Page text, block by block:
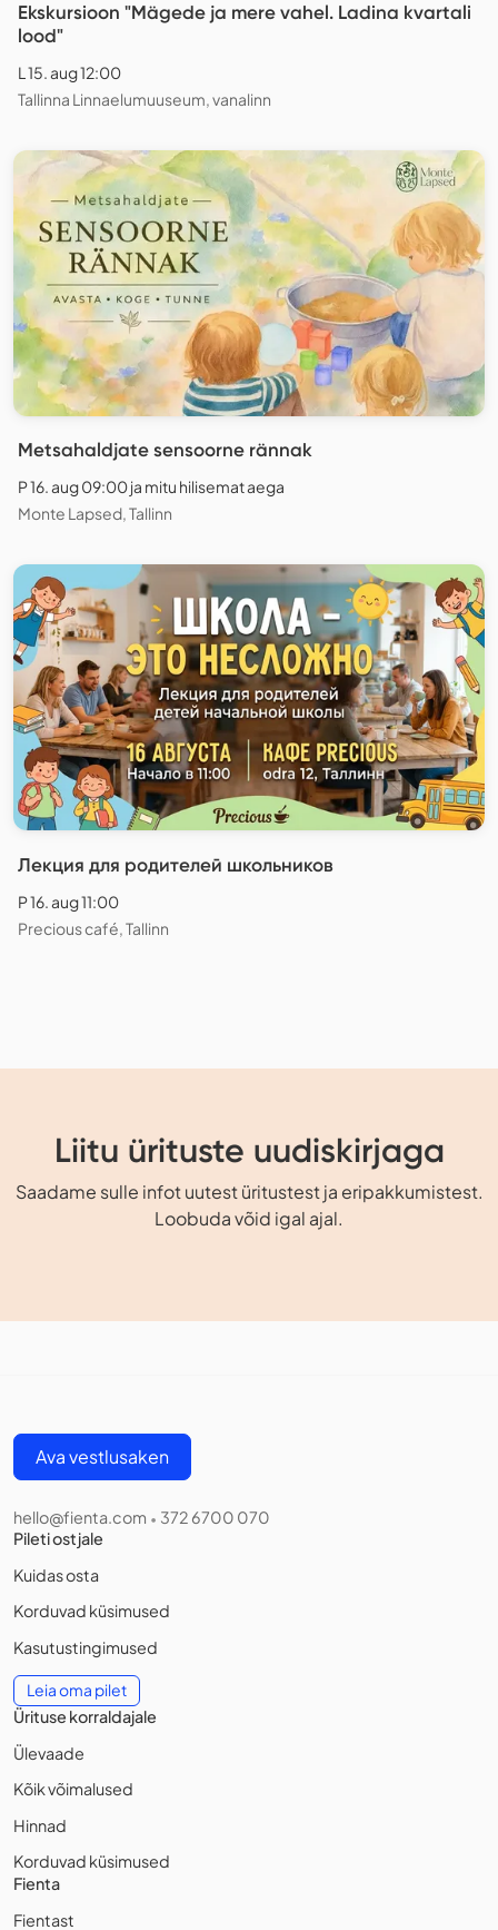
Ekskursioon "Mägede ja mere vahel. Ladina kvartali
lood"
L 15. aug 12:00
Tallinna Linnaelumuuseum, vanalinn
Metsahaldjate sensoorne rännak
P 16. aug 09:00 ja mitu hilisemat aega
Monte Lapsed, Tallinn
Лекция для родителей школьников
P 16. aug 11:00
Precious café, Tallinn
Liitu ürituste uudiskirjaga
Saadame sulle infot uutest üritustest ja eripakkumistest.
Loobuda võid igal ajal.
Ava vestlusaken
hello@fienta.com • 372 6700 070
Pileti ostjale
Kuidas osta
Korduvad küsimused
Kasutustingimused
Leia oma pilet
Ürituse korraldajale
Ülevaade
Kõik võimalused
Hinnad
Korduvad küsimused
Fienta
Fientast